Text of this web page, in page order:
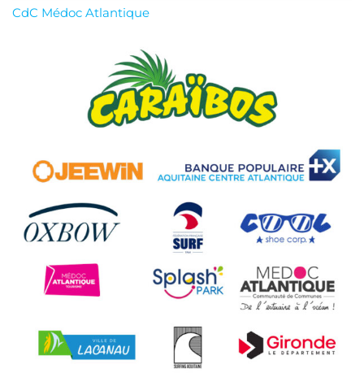
CdC Médoc Atlantique